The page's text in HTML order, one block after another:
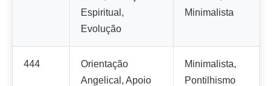
Espiritual,
Evolução
Minimalista
444
Orientação
Angelical, Apoio
Minimalista,
Pontilhismo